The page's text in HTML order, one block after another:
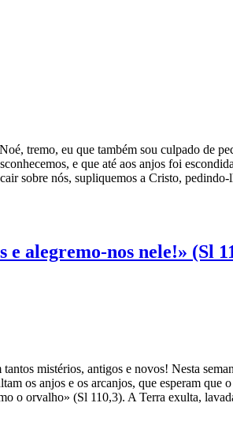
tremo, eu que também sou culpado
e que até aos anjos foi
sobre nós, supliquemos a Cristo,
alegremo-nos nele!» (Sl
mistérios, antigos e novos! Nesta
os anjos e os arcanjos, que esperam
o orvalho» (Sl 110,3). A Terra exulta,